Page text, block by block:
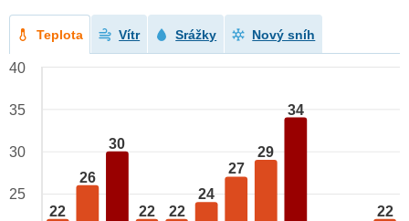
Teplota Vítr Srážky Nový sníh
22
26
30
22 22
24
27
29
34
22
40
35
30
25